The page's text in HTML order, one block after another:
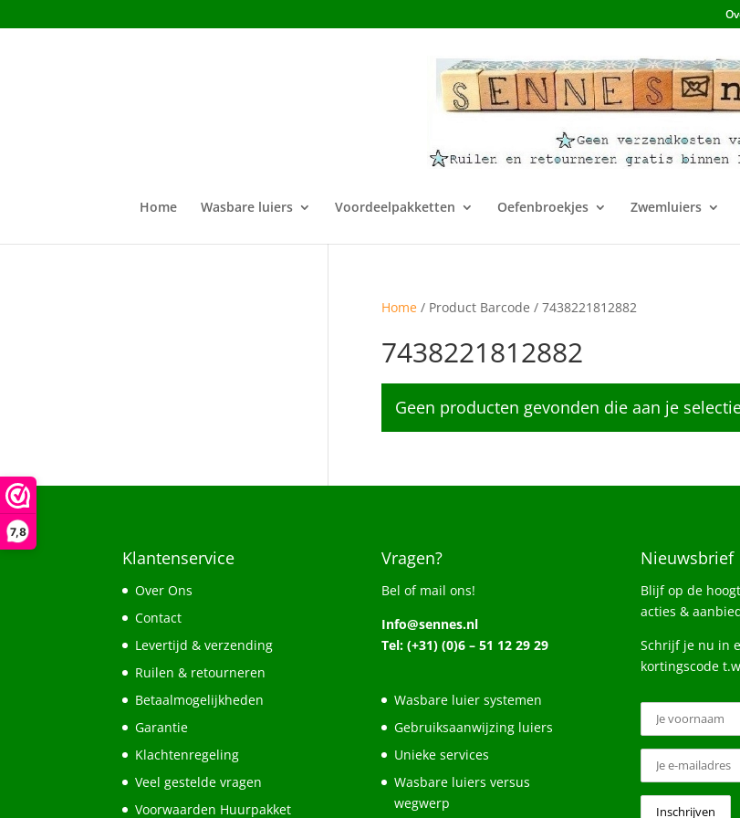
7,8
Home Wasbare luiers Voordeelpakketten Oefenbroekjes Zwemluiers
Home/ Product Barcode / 7438221812882
7438221812882
Geen producten gevonden die aan je
Klantenservice
Over Ons
Contact
Levertijd & verzending
Ruilen & retourneren
Betaalmogelijkheden
Garantie
Klachtenregeling
Veel gestelde vragen
Voorwaarden Huurpakket
Vragen?
Bel of mail ons!
Info@sennes.nl
Tel: (+31) (0)6 – 51 12 29 29
Wasbare luier systemen
Gebruiksaanwijzing luiers
Unieke services
Wasbare luiers versus
wegwerp
Nieuwsbrief
Blijf op de
acties &
Schrijf je nu in
kortingscode